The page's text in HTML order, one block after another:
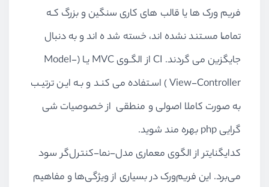
فریم ورک ها یا قالب های کاری سنگین و بزرگ کـه
تمامـًا مسـتند نشده اند، خسته شد ه ‌اند و به دنبال
جایگزین می گردند. CI از الگـوی MVC یـا (Model-
View-Controller ) اسـتفاده می کنـد و بـه ایـن ترتیـب
به صورت کاملا اصولی و منطقی از خصوصیات شی
گرایی php بهره مند شوید.
کدایگنایتر از الگوی معماری مدل-نما-کنترل‌گر سود
می‌برد. این فریم‌ورک در بسیاری از ویژگی‌ها و مفاهیم